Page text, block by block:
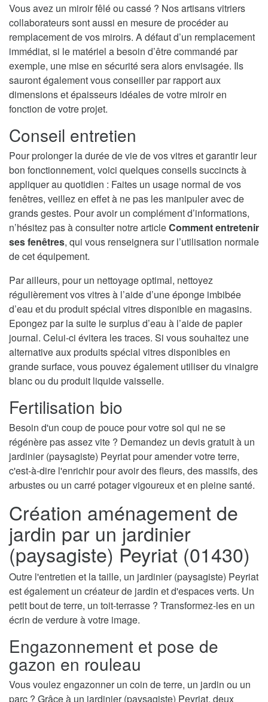
Vous avez un miroir fêlé ou cassé ? Nos artisans vitriers
collaborateurs sont aussi en mesure de procéder au
remplacement de vos miroirs. A défaut d’un remplacement
immédiat, si le matériel a besoin d’être commandé par
exemple, une mise en sécurité sera alors envisagée. Ils
sauront également vous conseiller par rapport aux
dimensions et épaisseurs idéales de votre miroir en
fonction de votre projet.
Conseil entretien
Pour prolonger la durée de vie de vos vitres et garantir leur
bon fonctionnement, voici quelques conseils succincts à
appliquer au quotidien : Faites un usage normal de vos
fenêtres, veillez en effet à ne pas les manipuler avec de
grands gestes. Pour avoir un complément d’informations,
n’hésitez pas à consulter notre articleComment entretenir
ses fenêtres, qui vous renseignera sur l’utilisation normale
de cet équipement.
Par ailleurs, pour un nettoyage optimal, nettoyez
régulièrement vos vitres à l’aide d’une éponge imbibée
d’eau et du produit spécial vitres disponible en magasins.
Epongez par la suite le surplus d’eau à l’aide de papier
journal. Celui-ci évitera les traces. Si vous souhaitez une
alternative aux produits spécial vitres disponibles en
grande surface, vous pouvez également utiliser du vinaigre
blanc ou du produit liquide vaisselle.
Fertilisation bio
Besoin d'un coup de pouce pour votre sol qui ne se
régénère pas assez vite ? Demandez un devis gratuit à un
jardinier (paysagiste) Peyriat pour amender votre terre,
c'est-à-dire l'enrichir pour avoir des fleurs, des massifs, des
arbustes ou un carré potager vigoureux et en pleine santé.
Création aménagement de
jardin par un jardinier
(paysagiste) Peyriat (01430)
Outre l'entretien et la taille, un jardinier (paysagiste) Peyriat
est également un créateur de jardin et d'espaces verts. Un
petit bout de terre, un toit-terrasse ? Transformez-les en un
écrin de verdure à votre image.
Engazonnement et pose de
gazon en rouleau
Vous voulez engazonner un coin de terre, un jardin ou un
parc ? Grâce à un jardinier (paysagiste) Peyriat, deux